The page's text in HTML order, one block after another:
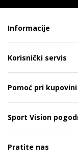
Informacije
Korisnički servis
Pomoć pri kupovini
Sport Vision
Pratite nas